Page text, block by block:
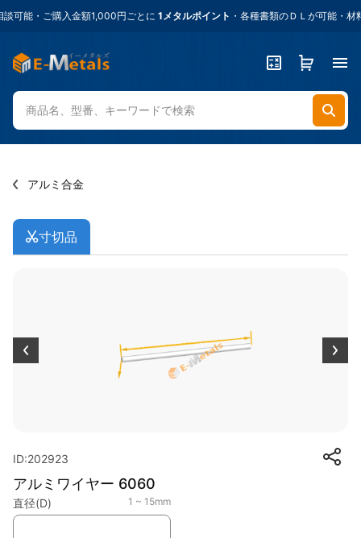
能・ご購入金額1,000円ごとに 1メタルポイント・各種書類のＤＬが可能・材料
アルミ合金
寸切品
ID:202923
アルミワイヤー 6060
直径(D) 1 ~ 15mm